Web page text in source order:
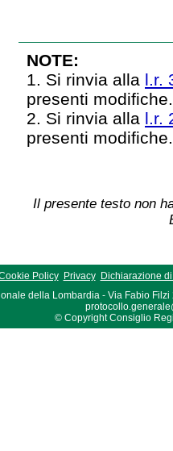
NOTE:
1. Si rinvia alla l.r.
presenti
2. Si rinvia alla l.r.
presenti
Il presente testo non
Policy Privacy
Dichiarazione
della Lombardia - Via Fabio Filzi
© Copyright Consiglio